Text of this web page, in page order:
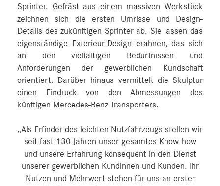
Sprinter. Gefräst aus einem massiven Werkstück
zeichnen sich die ersten Umrisse und Design-
Details des zukünftigen Sprinter ab. Sie lassen das
eigenständige Exterieur-Design erahnen, das sich
an den vielfältigen Bedürfnissen und
Anforderungen der gewerblichen Kundschaft
orientiert. Darüber hinaus vermittelt die Skulptur
einen Eindruck von den Abmessungen des
künftigen Mercedes‑Benz Transporters.
„Als Erfinder des leichten Nutzfahrzeugs stellen wir
seit fast 130 Jahren unser gesamtes Know-how
und unsere Erfahrung konsequent in den Dienst
unserer gewerblichen Kundinnen und Kunden. Ihr
Nutzen und Mehrwert stehen für uns an erster